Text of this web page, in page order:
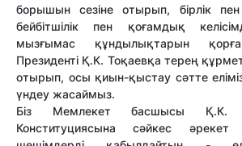
борышын сезіне отырып, бірлік
бейбітшілік пен қоғамдық
мызғымас құндылықтарын
Президенті Қ.К. Тоқаевқа терең
отырып, осы қиын-қыстау сәтте
үндеу жасаймыз.
Біз Мемлекет басшысы Қ.К.
Конституциясына сәйкес әрекет